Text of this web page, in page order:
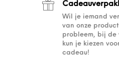
Wil je iemand
van onze
probleem, bij de
kun je kiezen
cadeau!